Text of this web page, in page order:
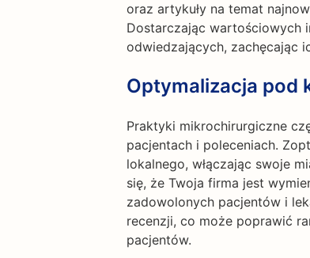
oraz artykuły na temat
Dostarczając wartościowych
odwiedzających, zachęcając
Optymalizacja pod
Praktyki mikrochirurgiczne
pacjentach i poleceniach.
lokalnego, włączając swoje
się, że Twoja firma jest
zadowolonych pacjentów i
recenzji, co może poprawić
pacjentów.